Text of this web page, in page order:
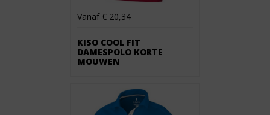
Vanaf € 20,34
KISO COOL FIT
DAMESPOLO KORTE
MOUWEN